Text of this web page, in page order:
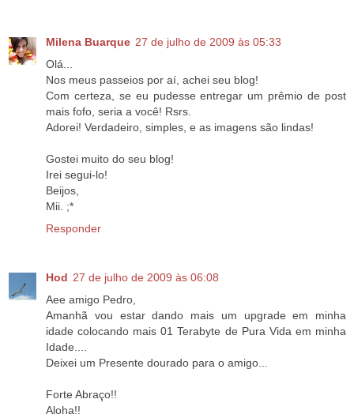
Milena Buarque 27 de julho de 2009 às 05:33
Olá...
Nos meus passeios por aí, achei seu blog!
Com certeza, se eu pudesse entregar um prêmio de post
mais fofo, seria a você! Rsrs.
Adorei! Verdadeiro, simples, e as imagens são lindas!
Gostei muito do seu blog!
Irei segui-lo!
Beijos,
Mii. ;*
Responder
Hod 27 de julho de 2009 às 06:08
Aee amigo Pedro,
Amanhã vou estar dando mais um upgrade em minha
idade colocando mais 01 Terabyte de Pura Vida em minha
Idade....
Deixei um Presente dourado para o amigo...
Forte Abraço!!
Aloha!!